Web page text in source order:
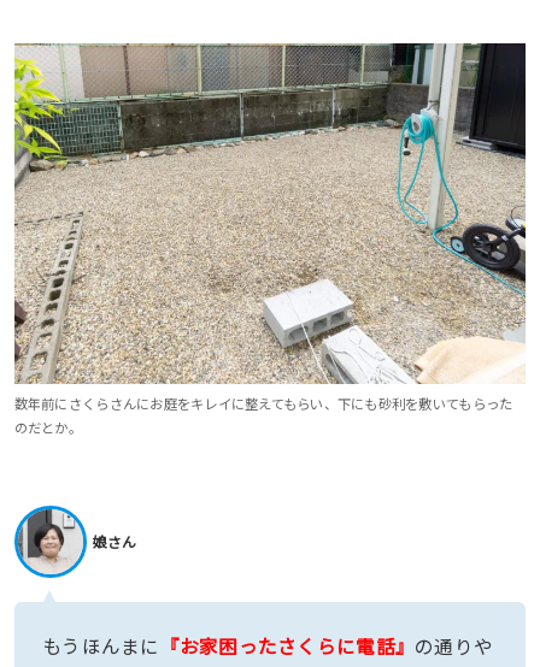
数年前にさくらさんにお庭をキレイに整えてもらい、下にも砂利を敷いてもらった
のだとか。
娘さん
もうほんまに 『お家困ったさくらに電話』 の通りや